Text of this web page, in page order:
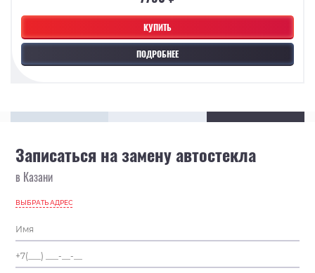
КУПИТЬ
ПОДРОБНЕЕ
Записаться на замену автостекла
в Казани
ВЫБРАТЬ АДРЕС